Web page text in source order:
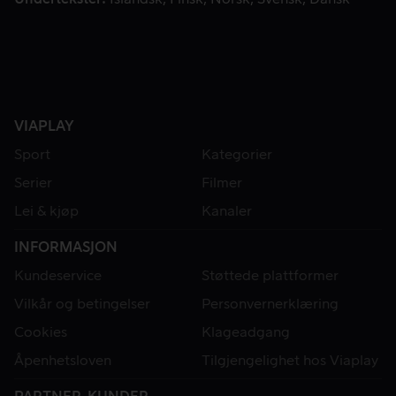
VIAPLAY
Sport
Kategorier
Serier
Filmer
Lei & kjøp
Kanaler
INFORMASJON
Kundeservice
Støttede plattformer
Vilkår og betingelser
Personvernerklæring
Cookies
Klageadgang
Åpenhetsloven
Tilgjengelighet hos Viaplay